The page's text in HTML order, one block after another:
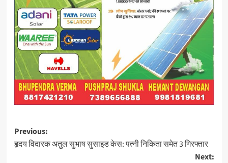
Post
navigation
Previous:
हृदय विदारक अतुल सुभाष सुसाइड केस: पत्‍नी निकिता समेत 3 गिरफ्तार
Next: